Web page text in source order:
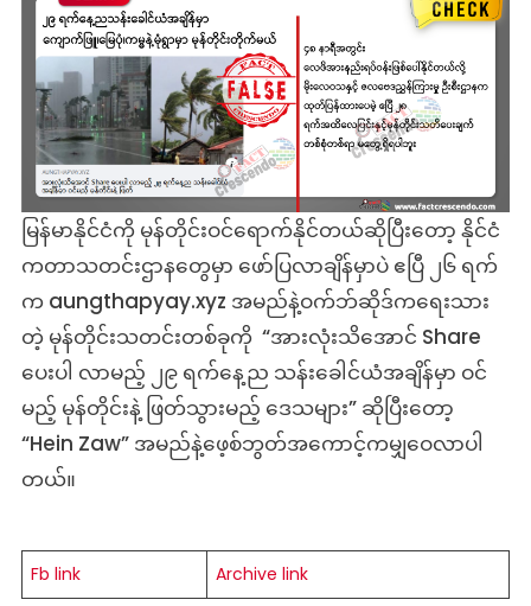
ဖြတ်
မည့်
ဒေသ
များ
လှည့်စား
ထား
တဲ့
သတင်း
မှား
မြန်မာနိုင်ငံကို မုန်တိုင်းဝင်ရောက်နိုင်တယ်ဆိုပြီးတော့ နိုင်ငံ
ကတာသတင်းဌာနတွေမှာ ဖော်ပြလာချိန်မှာပဲ ဧပြီ ၂၆ ရက်
က aungthapyay.xyz အမည်နဲ့ဝက်ဘ်ဆိုဒ်ကရေးသား
တဲ့ မုန်တိုင်းသတင်းတစ်ခုကို “အားလုံးသိအောင် Share
ပေးပါ လာမည့် ၂၉ ရက်နေ့ည သန်းခေါင်ယံအချိန်မှာ ဝင်
မည့် မုန်တိုင်းနဲ့ ဖြတ်သွားမည့် ဒေသများ” ဆိုပြီးတော့
“Hein Zaw” အမည်နဲ့ဖေ့စ်ဘွတ်အကောင့်ကမျှဝေလာပါ
တယ်။
Fb link Archive link